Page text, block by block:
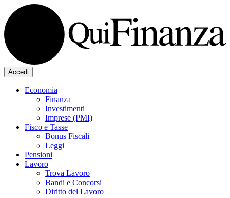
Accedi
Economia
Finanza
Investimenti
Imprese (PMI)
Fisco e Tasse
Bonus Fiscali
Leggi
Pensioni
Lavoro
Trova Lavoro
Bandi e Concorsi
Diritto del Lavoro